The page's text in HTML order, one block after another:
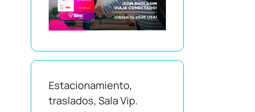
Estacionamiento,
traslados, Sala Vip.